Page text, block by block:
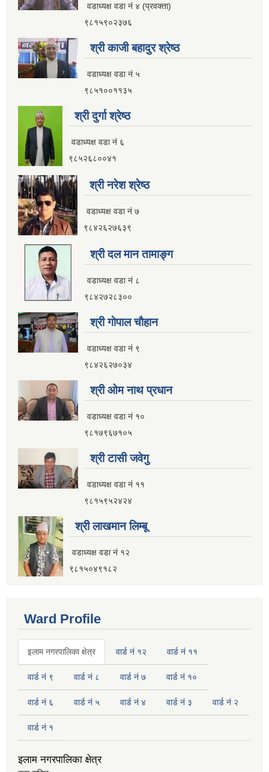
वडाध्यक्ष वडा नं ४ (प्रवक्ता)
९८१५९०२३७६
श्री काजी बहादुर श्रेष्ठ
वडाध्यक्ष वडा नं ५
९८५१००११३५
श्री दुर्गा श्रेष्ठ
वडाध्यक्ष वडा नं ६
९८५२६८००४१
श्री नरेश श्रेष्ठ
वडाध्यक्ष वडा नं ७
९८४२६२७६३९
श्री दल मान तामाङ्ग
वडाध्यक्ष वडा नं ८
९८४२७२८३००
श्री गाेपाल चाैहान
वडाध्यक्ष वडा नं ९
९८४२६२७०३४
श्री ओम नाथ प्रधान
वडाध्यक्ष वडा नं १०
९८१७९६७१०५
श्री टासी जवेगु
वडाध्यक्ष वडा नं ११
९८१५९५२४२४
श्री लाखमान लिम्बू
वडाध्यक्ष वडा नं १२
९८१५०४९१८२
Ward Profile
इलाम नगरपालिका क्षेत्र वार्ड नं १२ वार्ड नं ११
वार्ड नं ९ वार्ड नं ८ वार्ड नं ७ वार्ड नं १०
वार्ड नं ६ वार्ड नं ५ वार्ड नं ४ वार्ड नं ३ वार्ड नं २
वार्ड नं १
इलाम नगरपालिका क्षेत्र